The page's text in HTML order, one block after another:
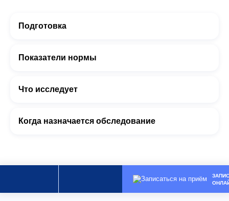
Подготовка
Показатели нормы
Что исследует
Когда назначается обследование